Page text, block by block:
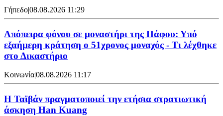
Γήπεδο|08.08.2026 11:29
Απόπειρα φόνου σε μοναστήρι της Πάφου: Υπό
εξαήμερη κράτηση ο 51χρονος μοναχός - Τι λέχθηκε
στο Δικαστήριο
Κοινωνία|08.08.2026 11:17
Η Ταϊβάν πραγματοποιεί την ετήσια στρατιωτική
άσκηση Han Kuang